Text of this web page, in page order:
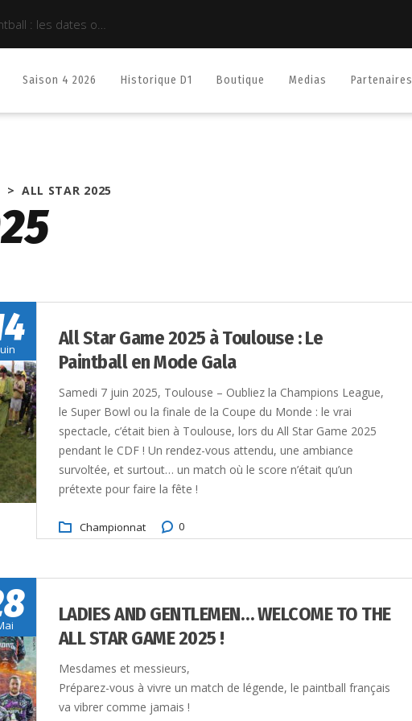
Saison 4 2026 Historique D1 Boutique Medias Partenaires
> ALL STAR 2025
All Star Game 2025 à Toulouse : Le
Paintball en Mode Gala
Samedi 7 juin 2025, Toulouse – Oubliez la Champions League,
le Super Bowl ou la finale de la Coupe du Monde : le vrai
spectacle, c’était bien à Toulouse, lors du All Star Game 2025
pendant le CDF ! Un rendez-vous attendu, une ambiance
survoltée, et surtout… un match où le score n’était qu’un
prétexte pour faire la fête !
Championnat 0
LADIES AND GENTLEMEN… WELCOME TO THE
ALL STAR GAME 2025 !
Mesdames et messieurs,
Préparez-vous à vivre un match de légende, le paintball français
va vibrer comme jamais !